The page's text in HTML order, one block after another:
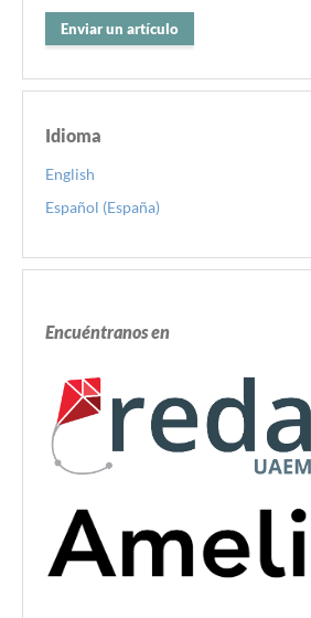
Enviar un artículo
Idioma
English
Español (España)
Encuéntranos en